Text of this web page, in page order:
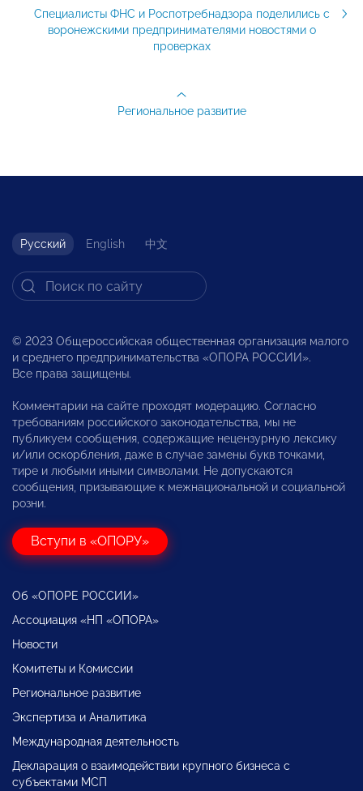
Специалисты ФНС и Роспотребнадзора поделились с
воронежскими предпринимателями новостями о
проверках
Региональное развитие
Русский English 中文
© 2023 Общероссийская общественная организация малого
и среднего предпринимательства «ОПОРА РОССИИ».
Все права защищены.
Комментарии на сайте проходят модерацию. Согласно
требованиям российского законодательства, мы не
публикуем сообщения, содержащие нецензурную лексику
и/или оскорбления, даже в случае замены букв точками,
тире и любыми иными символами. Не допускаются
сообщения, призывающие к межнациональной и социальной
розни.
Вступи в «ОПОРУ»
Об «ОПОРЕ РОССИИ»
Ассоциация «НП «ОПОРА»
Новости
Комитеты и Комиссии
Региональное развитие
Экспертиза и Аналитика
Международная деятельность
Декларация о взаимодействии крупного бизнеса с
субъектами МСП